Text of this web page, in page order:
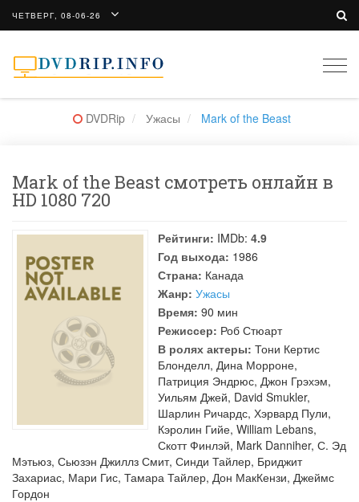
ЧЕТВЕРГ, 08-06-26
DVDRip Ужасы Mark of the Beast
Mark of the Beast смотреть онлайн в
HD 1080 720
Рейтинги: IMDb: 4.9
Год выхода: 1986
Страна: Канада
Жанр: Ужасы
Время: 90 мин
Режиссер: Роб Стюарт
В ролях актеры: Тони Кертис
Блонделл, Дина Морроне,
Патриция Эндрюс, Джон Грэхэм,
Уильям Джей, David Smukler,
Шарлин Ричардс, Хэрвард Пули,
Кэролин Гийе, William Lebans,
Скотт Финлэй, Mark Danniher, С. Эд
Мэтьюз, Сьюзэн Джиллз Смит, Синди Тайлер, Бриджит
Захариас, Мари Гис, Тамара Тайлер, Дон МакКензи, Джеймс
Гордон